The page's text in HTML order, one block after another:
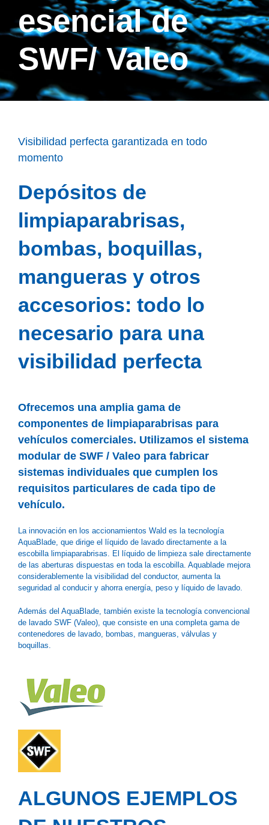
esencial de
SWF/ Valeo
Visibilidad perfecta garantizada en todo
momento
Depósitos de
limpiaparabrisas,
bombas, boquillas,
mangueras y otros
accesorios: todo lo
necesario para una
visibilidad perfecta
Ofrecemos una amplia gama de
componentes de limpiaparabrisas para
vehículos comerciales. Utilizamos el sistema
modular de SWF / Valeo para fabricar
sistemas individuales que cumplen los
requisitos particulares de cada tipo de
vehículo.
La innovación en los accionamientos Wald es la tecnología
AquaBlade, que dirige el líquido de lavado directamente a la
escobilla limpiaparabrisas. El líquido de limpieza sale directamente
de las aberturas dispuestas en toda la escobilla. Aquablade mejora
considerablemente la visibilidad del conductor, aumenta la
seguridad al conducir y ahorra energía, peso y líquido de lavado.
Además del AquaBlade, también existe la tecnología convencional
de lavado SWF (Valeo), que consiste en una completa gama de
contenedores de lavado, bombas, mangueras, válvulas y
boquillas.
ALGUNOS EJEMPLOS